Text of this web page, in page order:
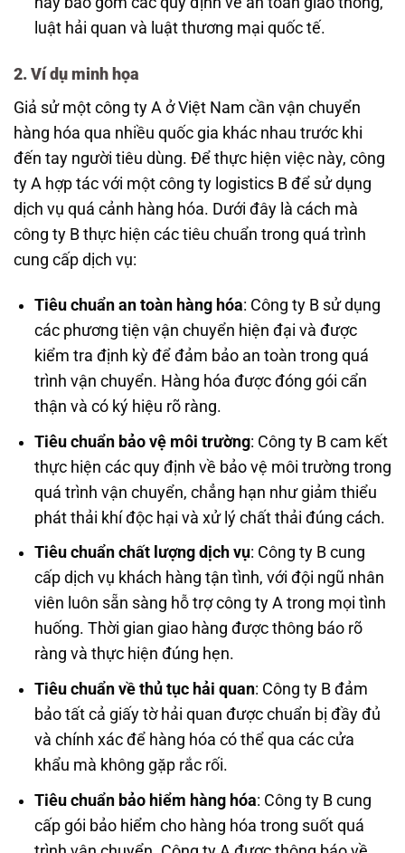
luật hải quan và luật thương mại quốc tế.
2. Ví dụ minh họa
Giả sử một công ty A ở Việt Nam cần vận chuyển
hàng hóa qua nhiều quốc gia khác nhau trước khi
đến tay người tiêu dùng. Để thực hiện việc này, công
ty A hợp tác với một công ty logistics B để sử dụng
dịch vụ quá cảnh hàng hóa. Dưới đây là cách mà
công ty B thực hiện các tiêu chuẩn trong quá trình
cung cấp dịch vụ:
Tiêu chuẩn an toàn hàng hóa: Công ty B sử dụng
các phương tiện vận chuyển hiện đại và được
kiểm tra định kỳ để đảm bảo an toàn trong quá
trình vận chuyển. Hàng hóa được đóng gói cẩn
thận và có ký hiệu rõ ràng.
Tiêu chuẩn bảo vệ môi trường: Công ty B cam kết
thực hiện các quy định về bảo vệ môi trường trong
quá trình vận chuyển, chẳng hạn như giảm thiểu
phát thải khí độc hại và xử lý chất thải đúng cách.
Tiêu chuẩn chất lượng dịch vụ: Công ty B cung
cấp dịch vụ khách hàng tận tình, với đội ngũ nhân
viên luôn sẵn sàng hỗ trợ công ty A trong mọi tình
huống. Thời gian giao hàng được thông báo rõ
ràng và thực hiện đúng hẹn.
Tiêu chuẩn về thủ tục hải quan: Công ty B đảm
bảo tất cả giấy tờ hải quan được chuẩn bị đầy đủ
và chính xác để hàng hóa có thể qua các cửa
khẩu mà không gặp rắc rối.
Tiêu chuẩn bảo hiểm hàng hóa: Công ty B cung
cấp gói bảo hiểm cho hàng hóa trong suốt quá